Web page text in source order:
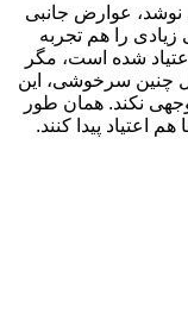
عوارض جانبی
را هم تجربه
شده است، مگر
چنین سرخوشی، این
نکند. همان طور
اعتیاد پیدا کنند.